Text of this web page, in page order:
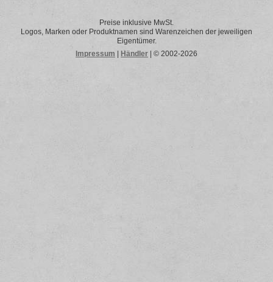
Preise inklusive MwSt.
Logos, Marken oder Produktnamen sind Warenzeichen der jeweiligen
Eigentümer.
Impressum
Händler | © 2002-2026